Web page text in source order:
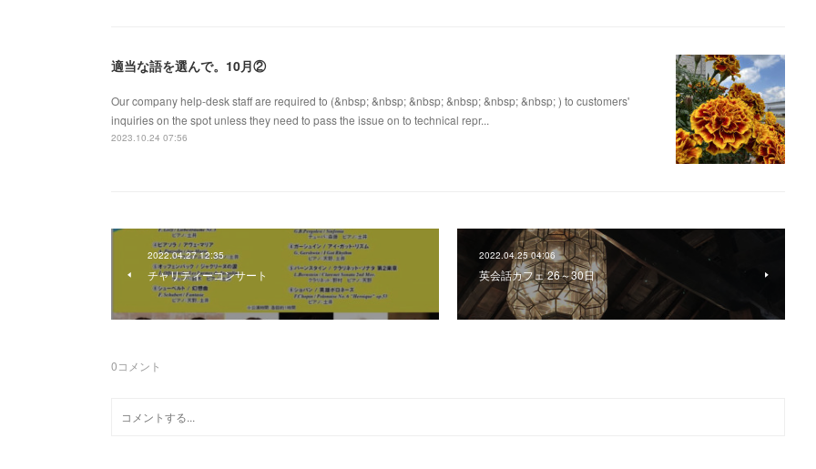
適当な語を選んで。10月②
Our company help-desk staff are required to (&nbsp; &nbsp; &nbsp; &nbsp; &nbsp; &nbsp; ) to customers'
inquiries on the spot unless they need to pass the issue on to technical repr...
2023.10.24 07:56
2022.04.27 12:35
チャリティーコンサート
2022.04.25 04:06
英会話カフェ 26～30日
0コメント